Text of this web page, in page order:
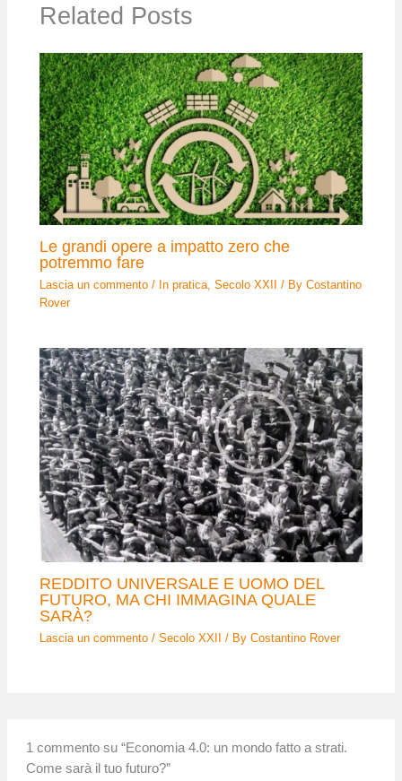
Related Posts
Le grandi opere a impatto zero che
potremmo fare
Lascia un commento / In pratica,Secolo XXII / ByCostantino
Rover
REDDITO UNIVERSALE E UOMO DEL
FUTURO, MA CHI IMMAGINA QUALE
SARÀ?
Lascia un commento /Secolo XXII / ByCostantino Rover
1 commento su “Economia 4.0: un mondo fatto a strati.
Come sarà il tuo futuro?”